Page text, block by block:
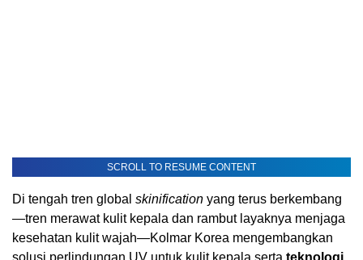
SCROLL TO RESUME CONTENT
Di tengah tren global skinification yang terus berkembang
—tren merawat kulit kepala dan rambut layaknya menjaga
kesehatan kulit wajah—Kolmar Korea mengembangkan
solusi perlindungan UV untuk kulit kepala serta teknologi